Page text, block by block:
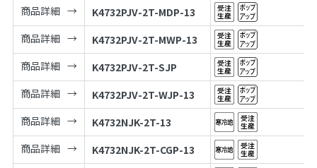
商品詳細
K4732PJV-2T-MDP-13
商品詳細
K4732PJV-2T-MWP-13
商品詳細
K4732PJV-2T-SJP
商品詳細
K4732PJV-2T-WJP-13
商品詳細
K4732NJK-2T-13
商品詳細
K4732NJK-2T-CGP-13